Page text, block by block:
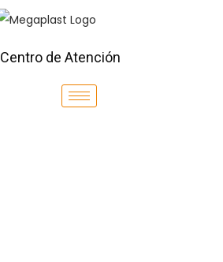
Centro de Atención